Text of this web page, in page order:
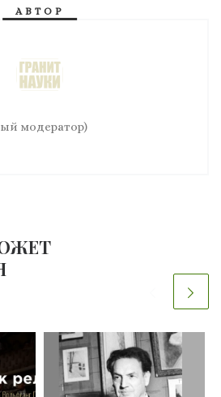
АВТОР
модератор)